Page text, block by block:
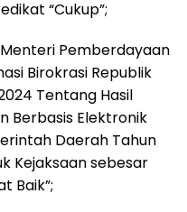
“Cukup”;
Pemberdayaan
Birokrasi Republik
Tentang Hasil
Berbasis Elektronik
Daerah Tahun
Kejaksaan sebesar
Baik”;